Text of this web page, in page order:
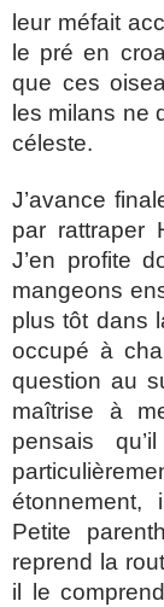
leur méfait
le pré en
que ces
les milans ne
céleste.
J’avance
par rattraper
J’en profite
mangeons
plus tôt dans
occupé à
question au
maîtrise à
pensais
étonnement,
Petite
reprend la
il le